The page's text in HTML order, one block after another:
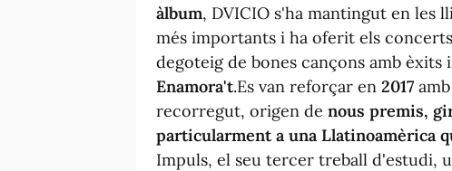
àlbum, DVICIO s'ha mantingut en les
més importants i ha oferit els
degoteig de bones cançons amb
Enamora't.Es van reforçar en 2017
recorregut, origen de nous premis,
particularment a una Llatinoamèrica
Impuls, el seu tercer treball d'estudi,